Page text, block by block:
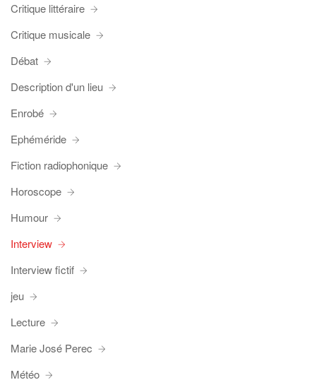
Critique littéraire
Critique musicale
Débat
Description d'un lieu
Enrobé
Ephéméride
Fiction radiophonique
Horoscope
Humour
Interview
Interview fictif
jeu
Lecture
Marie José Perec
Météo